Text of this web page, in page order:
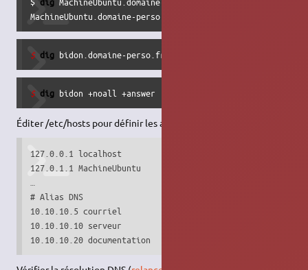
MachineUbuntu.domaine-perso.fr.
$ dig bidon.domaine-perso.fr +noall +answer
$ dig bidon +noall +answer
Éditer /etc/hosts pour définir les alias
127.0.0.1 localhost
127.0.1.1 MachineUbuntu
# Alias DNS
10.10.10.5 courriel
10.10.10.10 serveur
10.10.10.20 documentation